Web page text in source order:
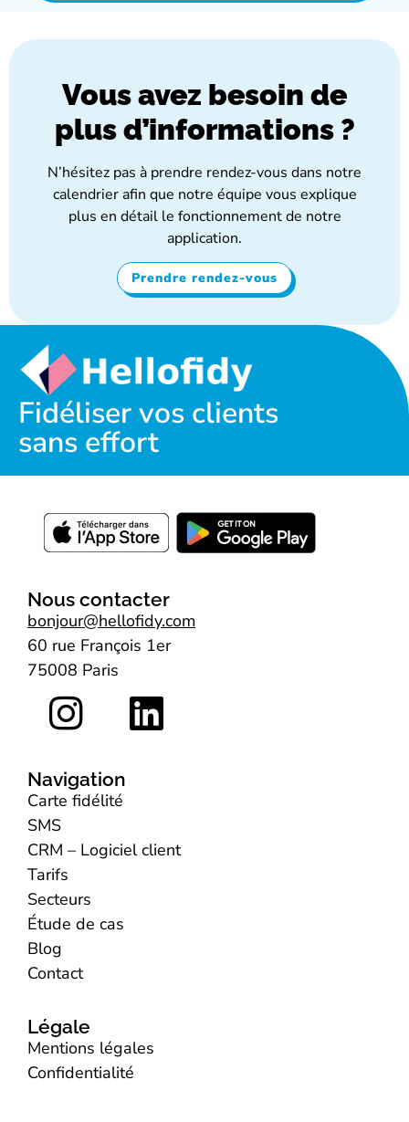
Vous avez besoin de
plus d’informations ?
N’hésitez pas à prendre rendez-vous dans notre
calendrier afin que notre équipe vous explique
plus en détail le fonctionnement de notre
application.
Prendre rendez-vous
Fidéliser vos clients
sans effort
Nous contacter
bonjour@hellofidy.com
60 rue François 1er
75008 Paris
Navigation
Carte fidélité
SMS
CRM – Logiciel client
Tarifs
Secteurs
Étude de cas
Blog
Contact
Légale
Mentions légales
Confidentialité